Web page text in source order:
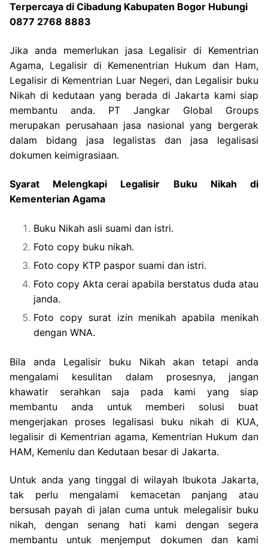
Terpercaya di Cibadung Kabupaten Bogor Hubungi
0877 2768 8883
Jika anda memerlukan jasa Legalisir di Kementrian
Agama, Legalisir di Kemenentrian Hukum dan Ham,
Legalisir di Kementrian Luar Negeri, dan Legalisir buku
Nikah di kedutaan yang berada di Jakarta kami siap
membantu anda. PT Jangkar Global Groups
merupakan perusahaan jasa nasional yang bergerak
dalam bidang jasa legalistas dan jasa legalisasi
dokumen keimigrasiaan.
Syarat Melengkapi Legalisir Buku Nikah di
Kementerian Agama
Buku Nikah asli suami dan istri.
Foto copy buku nikah.
Foto copy KTP paspor suami dan istri.
Foto copy Akta cerai apabila berstatus duda atau
janda.
Foto copy surat izin menikah apabila menikah
dengan WNA.
Bila anda Legalisir buku Nikah akan tetapi anda
mengalami kesulitan dalam prosesnya, jangan
khawatir serahkan saja pada kami yang siap
membantu anda untuk memberi solusi buat
mengerjakan proses legalisasi buku nikah di KUA,
legalisir di Kementrian agama, Kementrian Hukum dan
HAM, Kemenlu dan Kedutaan besar di Jakarta.
Untuk anda yang tinggal di wilayah Ibukota Jakarta,
tak perlu mengalami kemacetan panjang atau
bersusah payah di jalan cuma untuk melegalisir buku
nikah, dengan senang hati kami dengan segera
membantu untuk menjemput dokumen dan kami